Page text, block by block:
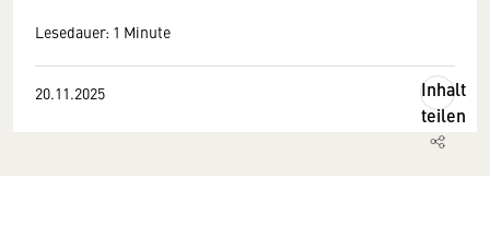
Lesedauer: 1 Minute
20.11.2025
Inhalt
teilen